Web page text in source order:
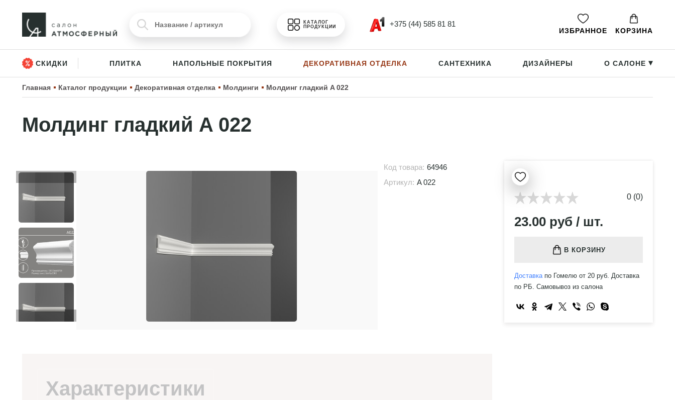
КАТАЛОГ
ПРОДУКЦИИ
+375 (44) 585 81 81
ИЗБРАННОЕ КОРЗИНА
СКИДКИ ПЛИТКА НАПОЛЬНЫЕ ПОКРЫТИЯ ДЕКОРАТИВНАЯ ОТДЕЛКА САНТЕХНИКА ДИЗАЙНЕРЫ О САЛОНЕ ▸
Главная Каталог продукции Декоративная отделка Молдинги Молдинг гладкий A 022
Молдинг гладкий A 022
Код товара: 64946
Артикул: A 022
Характеристики
0 (0)
23.00 руб / шт.
В КОРЗИНУ
Доставкапо Гомелю от 20 руб. Доставка
по РБ. Самовывоз из салона